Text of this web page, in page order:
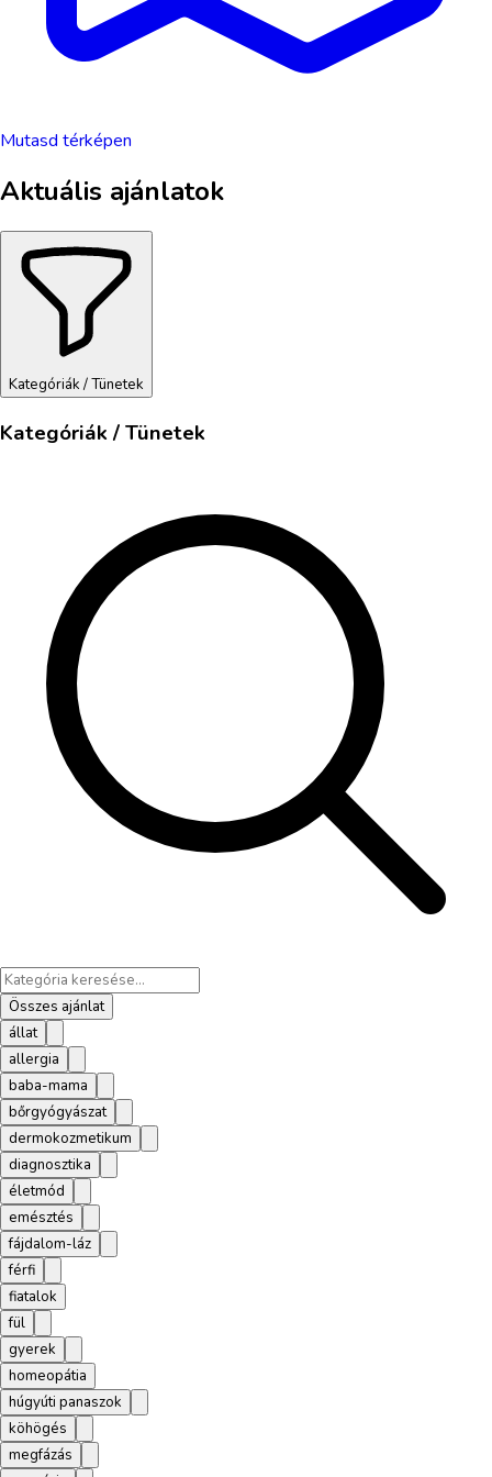
Mutasd térképen
Aktuális ajánlatok
Kategóriák / Tünetek
Kategóriák / Tünetek
Összes ajánlat
állat
allergia
baba-mama
bőrgyógyászat
dermokozmetikum
diagnosztika
életmód
emésztés
fájdalom-láz
férfi
fiatalok
fül
gyerek
homeopátia
húgyúti panaszok
köhögés
megfázás